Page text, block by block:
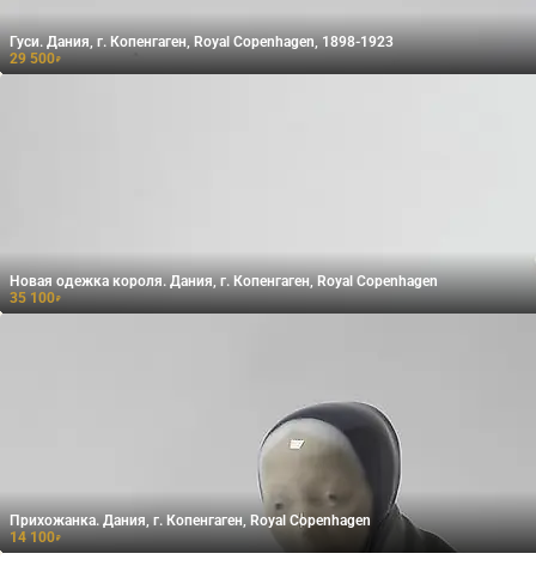
Гуси. Дания, г. Копенгаген, Royal Copenhagen, 1898-1923
29 500₽
Новая одежка короля. Дания, г. Копенгаген, Royal Copenhagen
35 100₽
Прихожанка. Дания, г. Копенгаген, Royal Copenhagen
14 100₽